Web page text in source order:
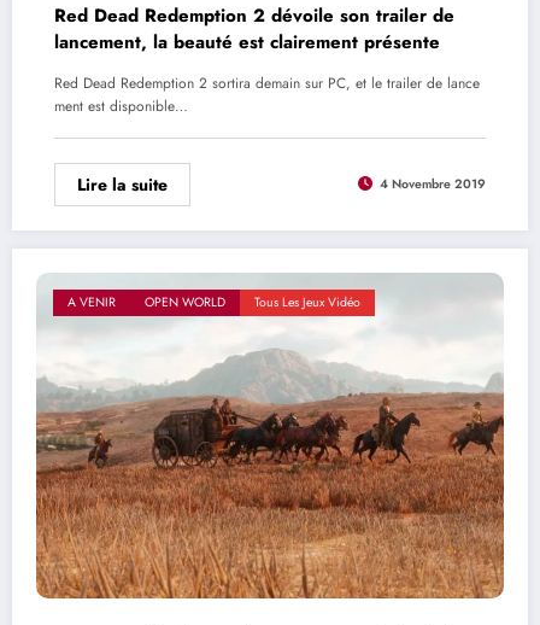
Red Dead Redemption 2 dévoile son trailer de
lancement, la beauté est clairement présente
Red Dead Redemption 2 sortira demain sur PC, et le trailer de lance
ment est disponible…
Lire la suite 4 Novembre 2019
A VENIR OPEN WORLD Tous Les Jeux Vidéo